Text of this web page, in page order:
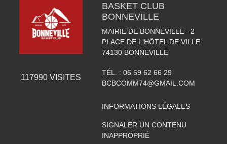
117990VISITES
BASKET CLUB
BONNEVILLE
MAIRIE DE BONNEVILLE - 2
PLACE DE L'HÔTEL DE VILLE
74130 BONNEVILLE
TÉL. : 06 59 62 66 29
BCBCOMM74@GMAIL.COM
INFORMATIONS LÉGALES
SIGNALER UN CONTENU
INAPPROPRIÉ